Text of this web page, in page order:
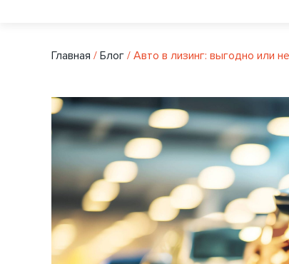
Главная / Блог / Авто в лизинг: выгодно или